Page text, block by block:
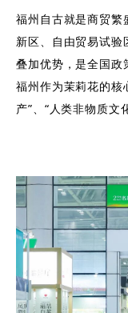
福州自古就是商贸繁
新区、自由贸易试
叠加优势，是全国政
福州作为茉莉花的核
产”、“人类非物质文